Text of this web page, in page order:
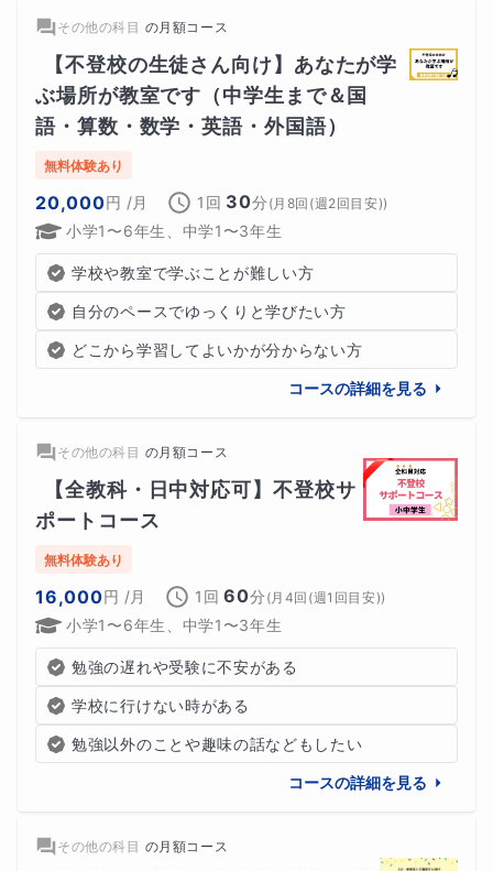
その他の科目 の月額コース
【不登校の生徒さん向け】あなたが学
ぶ場所が教室です（中学生まで＆国
語・算数・数学・英語・外国語）
無料体験あり
20,000円 /月 1回 30分 (月8回(週2回目安))
小学1〜6年生、中学1〜3年生
学校や教室で学ぶことが難しい方
自分のペースでゆっくりと学びたい方
どこから学習してよいかが分からない方
コースの詳細を見る
その他の科目 の月額コース
【全教科・日中対応可】不登校サ
ポートコース
無料体験あり
16,000円 /月 1回 60分 (月4回(週1回目安))
小学1〜6年生、中学1〜3年生
勉強の遅れや受験に不安がある
学校に行けない時がある
勉強以外のことや趣味の話などもしたい
コースの詳細を見る
その他の科目 の月額コース